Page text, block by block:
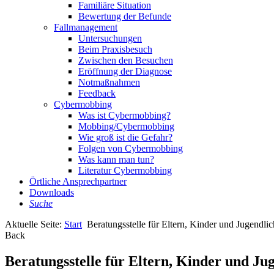
Familiäre Situation
Bewertung der Befunde
Fallmanagement
Untersuchungen
Beim Praxisbesuch
Zwischen den Besuchen
Eröffnung der Diagnose
Notmaßnahmen
Feedback
Cybermobbing
Was ist Cybermobbing?
Mobbing/Cybermobbing
Wie groß ist die Gefahr?
Folgen von Cybermobbing
Was kann man tun?
Literatur Cybermobbing
Örtliche Ansprechpartner
Downloads
Suche
Aktuelle Seite: Start Beratungsstelle für Eltern, Kinder und
Back
Beratungsstelle für Eltern, Kinder und